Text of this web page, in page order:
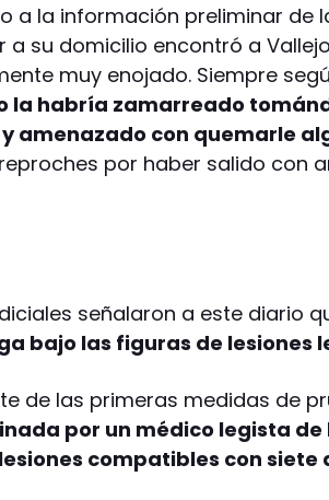
a la información preliminar de
a su domicilio encontró a
muy enojado. Siempre
la habría zamarreado
amenazado con quemarle
por haber salido con
señalaron a este diario
bajo las figuras de lesiones
de las primeras medidas de
por un médico legista de
compatibles con siete